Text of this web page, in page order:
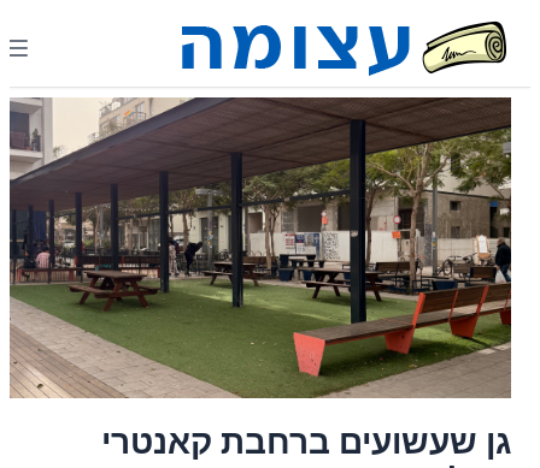
גן שעשועים ברחבת קאנטרי